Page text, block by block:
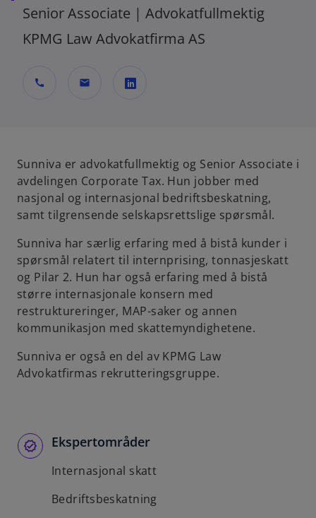
Senior Associate | Advokatfullmektig
KPMG Law Advokatfirma AS
call mail
n
s
i
n
n
e
w
t
a
b
Sunniva er advokatfullmektig og Senior Associate i
avdelingen Corporate Tax. Hun jobber med
nasjonal og internasjonal bedriftsbeskatning,
samt tilgrensende selskapsrettslige spørsmål.
Sunniva har særlig erfaring med å bistå kunder i
spørsmål relatert til internprising, tonnasjeskatt
og Pilar 2. Hun har også erfaring med å bistå
større internasjonale konsern med
restruktureringer, MAP-saker og annen
kommunikasjon med skattemyndighetene.
Sunniva er også en del av KPMG Law
Advokatfirmas rekrutteringsgruppe.
Ekspertområder
Internasjonal skatt
Bedriftsbeskatning